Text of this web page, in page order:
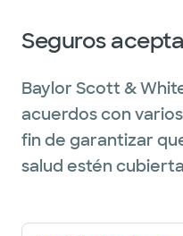
Seguros
Baylor Scott &
acuerdos con
fin de garantizar
salud estén